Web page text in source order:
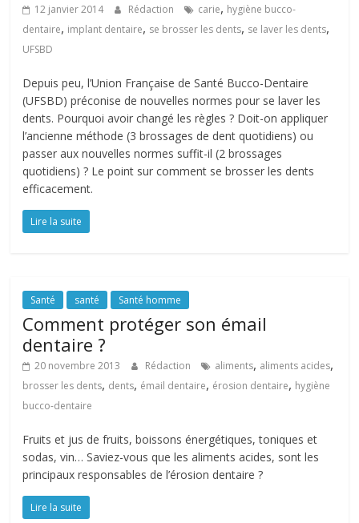
12 janvier 2014 Rédaction carie, hygiène bucco-
dentaire, implant dentaire, se brosser les dents, se laver les dents,
UFSBD
Depuis peu, l’Union Française de Santé Bucco-Dentaire
(UFSBD) préconise de nouvelles normes pour se laver les
dents. Pourquoi avoir changé les règles ? Doit-on appliquer
l’ancienne méthode (3 brossages de dent quotidiens) ou
passer aux nouvelles normes suffit-il (2 brossages
quotidiens) ? Le point sur comment se brosser les dents
efficacement.
Lire la suite
Santé santé Santé homme
Comment protéger son émail
dentaire ?
20 novembre 2013 Rédaction aliments, aliments acides,
brosser les dents, dents, émail dentaire, érosion dentaire, hygiène
bucco-dentaire
Fruits et jus de fruits, boissons énergétiques, toniques et
sodas, vin… Saviez-vous que les aliments acides, sont les
principaux responsables de l’érosion dentaire ?
Lire la suite